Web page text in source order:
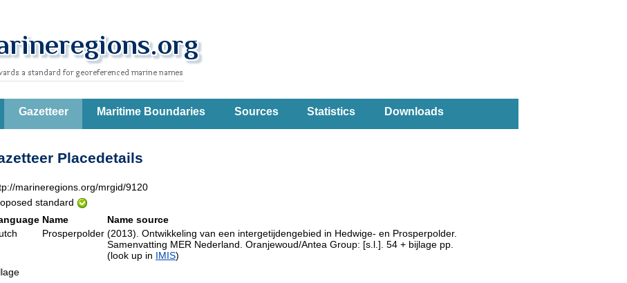
Gazetteer Maritime Boundaries Sources Statistics Downloads
Placedetails
marineregions.org/mrgid/9120
standard
Name
Name source
Prosperpolder (2013). Ontwikkeling van een intergetijdengebied in Hedwige- en Prosperpolder.
Samenvatting MER Nederland. Oranjewoud/Antea Group: [s.l.]. 54 + bijlage pp.
(look up in IMIS)